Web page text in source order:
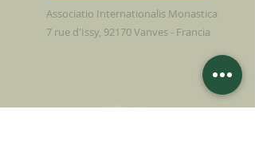
Associatio Internationalis Monastica
7 rue d'Issy, 92170 Vanves - Francia